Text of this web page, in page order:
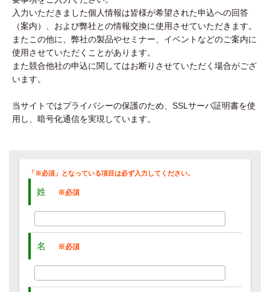
入力いただきました個人情報は皆様が希望された申込への回答
（案内）、および弊社との情報交換に使用させていただきます。
またこの他に、弊社の製品やセミナー、イベントなどのご案内に
使用させていただくことがあります。
また競合他社の申込に関してはお断りさせていただく場合がござ
います。
当サイトではプライバシーの保護のため、SSLサーバ証明書を使
用し、暗号化通信を実現しています。
姓
名